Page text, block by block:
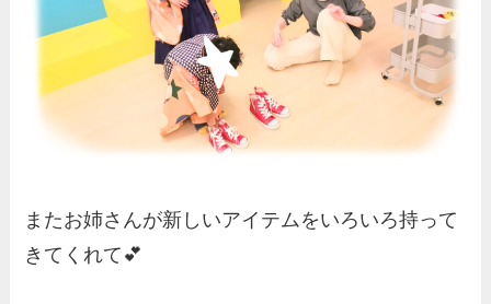
またお姉さんが新しいアイテムをいろいろ持って
きてくれて💕